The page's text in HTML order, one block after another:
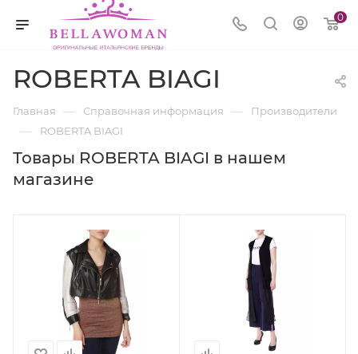
0
ROBERTA BIAGI
Главная — Справочная информация — Производители
— ROBERTA BIAGI
Товары ROBERTA BIAGI в нашем
магазине